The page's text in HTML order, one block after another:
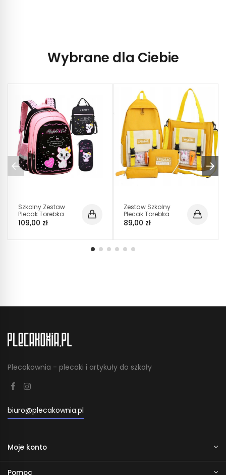
Wybrane dla Ciebie
Szkolny Zestaw
Plecak Torebka
Piórnik 3w1 (D016)
109,00 zł
Zestaw Szkolny
Plecak Torebka
Piórnik 4w1 (D052)
89,00 zł
Plecakownia - plecaki i artykuły do szkoły
biuro@plecakownia.pl
Moje konto
Pomoc